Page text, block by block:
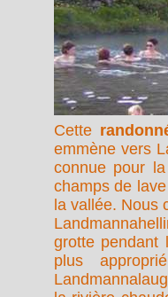
Cette
emmène vers
connue pour
champs de
la vallée. Nous
grotte pendant
plus